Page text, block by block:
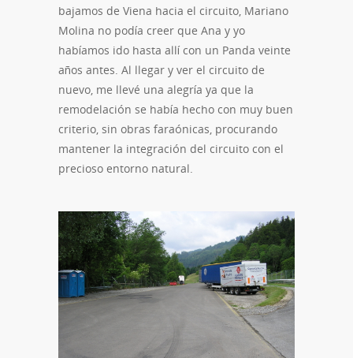
bajamos de Viena hacia el circuito, Mariano
Molina no podía creer que Ana y yo
habíamos ido hasta allí con un Panda veinte
años antes. Al llegar y ver el circuito de
nuevo, me llevé una alegría ya que la
remodelación se había hecho con muy buen
criterio, sin obras faraónicas, procurando
mantener la integración del circuito con el
precioso entorno natural.